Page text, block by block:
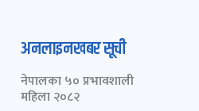
अनलाइनखबर सूची
नेपालका ५० प्रभावशाली
महिला २०८२